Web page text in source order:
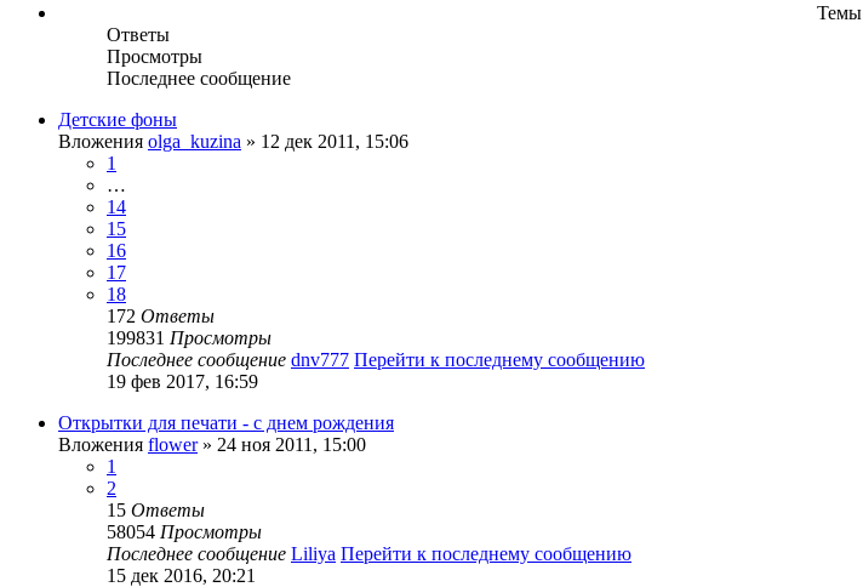
Темы
Ответы
Просмотры
Последнее сообщение
Детские фоны
Вложения olga_kuzina » 12 дек 2011, 15:06
1
…
14
15
16
17
18
172 Ответы
199831 Просмотры
Последнее сообщение dnv777 Перейти к последнему сообщению
19 фев 2017, 16:59
Открытки для печати - с днем рождения
Вложения flower» 24 ноя 2011, 15:00
1
2
15 Ответы
58054 Просмотры
Последнее сообщение Liliya Перейти к последнему сообщению
15 дек 2016, 20:21